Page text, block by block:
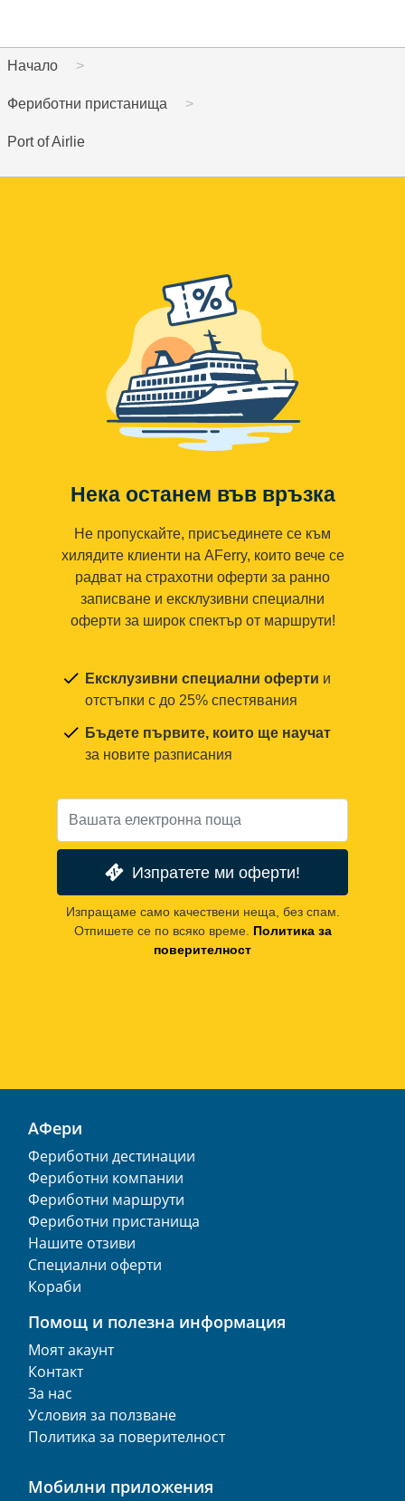
Начало
Фериботни пристанища
Port of Airlie
Нека останем във връзка
Не пропускайте, присъединете се към
хилядите клиенти на AFerry, които вече се
радват на страхотни оферти за ранно
записване и ексклузивни специални
оферти за широк спектър от маршрути!
Ексклузивни специални оферти и
отстъпки с до 25% спестявания
Бъдете първите, които ще научат
за новите разписания
Изпратете ми оферти!
Изпращаме само качествени неща, без спам.
Отпишете се по всяко време. Политика за
поверителност
АФери
Фериботни дестинации
Фериботни компании
Фериботни маршрути
Фериботни пристанища
Нашите отзиви
Специални оферти
Кораби
Помощ и полезна информация
Моят акаунт
Контакт
За нас
Условия за ползване
Политика за поверителност
Мобилни приложения